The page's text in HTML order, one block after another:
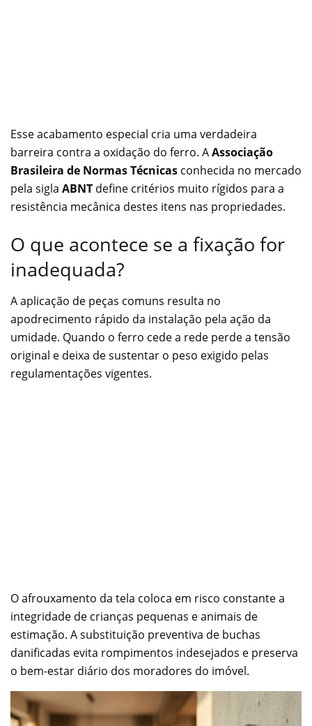
Esse acabamento especial cria uma verdadeira
barreira contra a oxidação do ferro. AAssociação
Brasileira de Normas Técnicas conhecida no mercado
pela sigla ABNT define critérios muito rígidos para a
resistência mecânica destes itens nas propriedades.
O que acontece se a fixação for
inadequada?
A aplicação de peças comuns resulta no
apodrecimento rápido da instalação pela ação da
umidade. Quando o ferro cede a rede perde a tensão
original e deixa de sustentar o peso exigido pelas
regulamentações vigentes.
O afrouxamento da tela coloca em risco constante a
integridade de crianças pequenas e animais de
estimação. A substituição preventiva de buchas
danificadas evita rompimentos indesejados e preserva
o bem-estar diário dos moradores do imóvel.